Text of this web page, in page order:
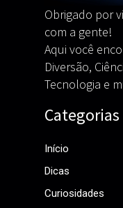
Obrigado por
com a gente!
Aqui você
Diversão,
Tecnologia e
Categorias
Início
Dicas
Curiosidades